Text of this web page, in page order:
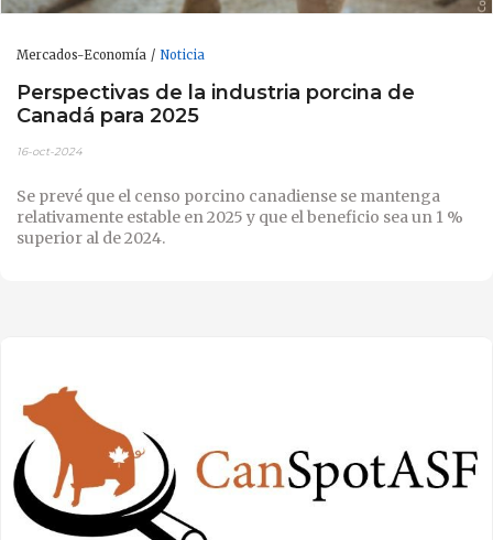
Mercados-Economía Noticia
Perspectivas de la industria porcina de
Canadá para 2025
16-oct-2024
Se prevé que el censo porcino canadiense se mantenga
relativamente estable en 2025 y que el beneficio sea un 1 %
superior al de 2024.